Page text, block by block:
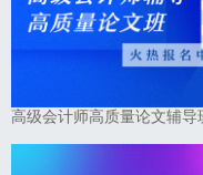
高级会计师高质量论文辅导